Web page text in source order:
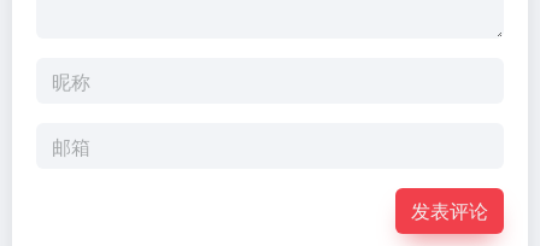
发表评论